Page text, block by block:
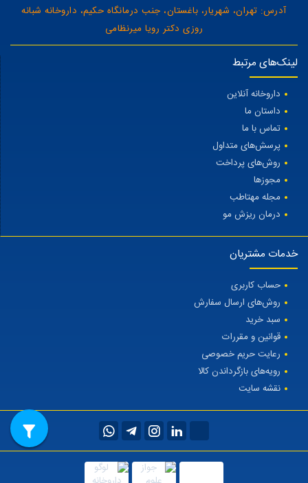
آدرس: تهران، شهریار، باغستان، جنب درمانگاه حکیم، داروخانه شبانه
روزی دکتر رویا میرنظامی
لینک‌های مرتبط
داروخانه آنلاین
داستان ما
تماس با ما
پرسش‌های متداول
روش‌های پرداخت
مجوزها
مجله مهتاطب
درمان ریزش مو
خدمات مشتریان
حساب کاربری
روش‌های ارسال سفارش
سبد خرید
قوانین و مقررات
رعایت حریم خصوصی
رویه‌های بازگرداندن کالا
نقشه سایت